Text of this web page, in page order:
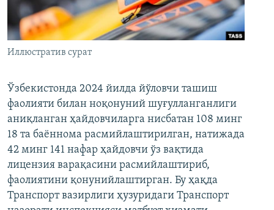
Иллюстратив сурат
Ўзбекистонда 2024 йилда йўловчи ташиш
фаолияти билан ноқонуний шуғулланганлиги
аниқланган ҳайдовчиларга нисбатан 108 минг
18 та баённома расмийлаштирилган, натижада
42 минг 141 нафар ҳайдовчи ўз вақтида
лицензия варақасини расмийлаштириб,
фаолиятини қонунийлаштирган. Бу ҳақда
Транспорт вазирлиги ҳузуридаги Транспорт